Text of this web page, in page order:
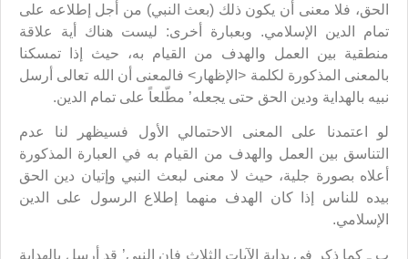
الحق، فلا معنى أن يكون ذلك (بعث النبي) من أجل إطلاعه على
تمام الدين الإسلامي. وبعبارة أخرى: ليست هناك أية علاقة
منطقية بين العمل والهدف من القيام به، حيث إذا تمسكنا
بالمعنى المذكورة لكلمة <الإظهار> فالمعنى أن الله تعالى أرسل
نبيه بالهداية ودين الحق حتى يجعله’ مطّلعاً على تمام الدين.
لو اعتمدنا على المعنى الاحتمالي الأول فسيظهر لنا عدم
التناسق بين العمل والهدف من القيام به في العبارة المذكورة
أعلاه بصورة جلية، حيث لا معنى لبعث النبي وإتيان دين الحق
بيده للناس إذا كان الهدف منهما إطلاع الرسول على الدين
الإسلامي.
ب ـ كما ذكر في بداية الآيات الثلاث فإن النبي’ قد أرسل بالهداية